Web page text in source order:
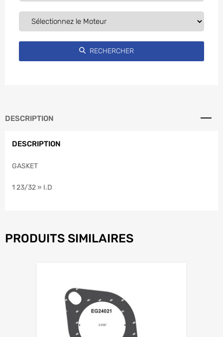
DESCRIPTION
DESCRIPTION
GASKET
1 23/32 » I.D
PRODUITS SIMILAIRES